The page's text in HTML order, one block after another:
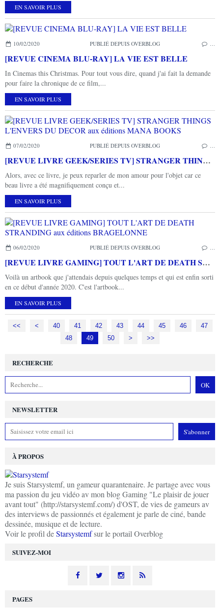
EN SAVOIR PLUS
10/02/2020 PUBLIÉ DEPUIS OVERBLOG
[REVUE CINEMA BLU-RAY] LA VIE EST BELLE
In Cinemas this Christmas. Pour tout vous dire, quand j'ai fait la demande
pour faire la chronique de ce film,...
EN SAVOIR PLUS
07/02/2020 PUBLIÉ DEPUIS OVERBLOG
[REVUE LIVRE GEEK/SERIES TV] STRANGER THINGS L'ENVERS DU DECOR aux éditions MANA BOOKS
Alors, avec ce livre, je peux reparler de mon amour pour l'objet car ce
beau livre a été magnifiquement conçu et...
EN SAVOIR PLUS
06/02/2020 PUBLIÉ DEPUIS OVERBLOG
[REVUE LIVRE GAMING] TOUT L'ART DE DEATH STRANDING aux éditions BRAGELONNE
Voilà un artbook que j'attendais depuis quelques temps et qui est enfin sorti
en ce début d'année 2020. C'est l'artbook...
EN SAVOIR PLUS
<< < 10
20
30
40 41 42 43 44 45 46
47
48
49 50 60
70
80
90
100
> >>
NEWSLETTER
SUIVEZ-MOI
RECHERCHE
À PROPOS
Je suis Starsystemf, un gameur quarantenaire. Je partage avec vous
ma passion du jeu vidéo av mon blog Gaming "Le plaisir de jouer
avant tout" (http://starsystemf.com/) d'OST, de vies de gameurs av
des interviews de passionnés et également je parle de ciné, bande
dessinée, musique et de lecture.
Voir le profil deStarsystemfsur le portail Overblog
PAGES